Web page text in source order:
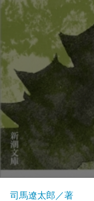
司馬遼太郎／著